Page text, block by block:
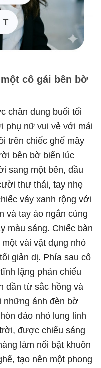
cô gái bên bờ
chân dung buổi tối
phụ nữ vui vẻ với mái
trên chiếc ghế mây
bên bờ biển lúc
sang một bên, đầu
thư thái, tay nhẹ
váy xanh rộng với
và tay áo ngắn cùng
màu sáng. Chiếc bàn
vài vật dụng nhỏ
giản dị. Phía sau cô
lặng phản chiếu
dần từ sắc hồng và
những ánh đèn bờ
đảo nhỏ lung linh
được chiếu sáng
làm nổi bật khuôn
tạo nên một phong